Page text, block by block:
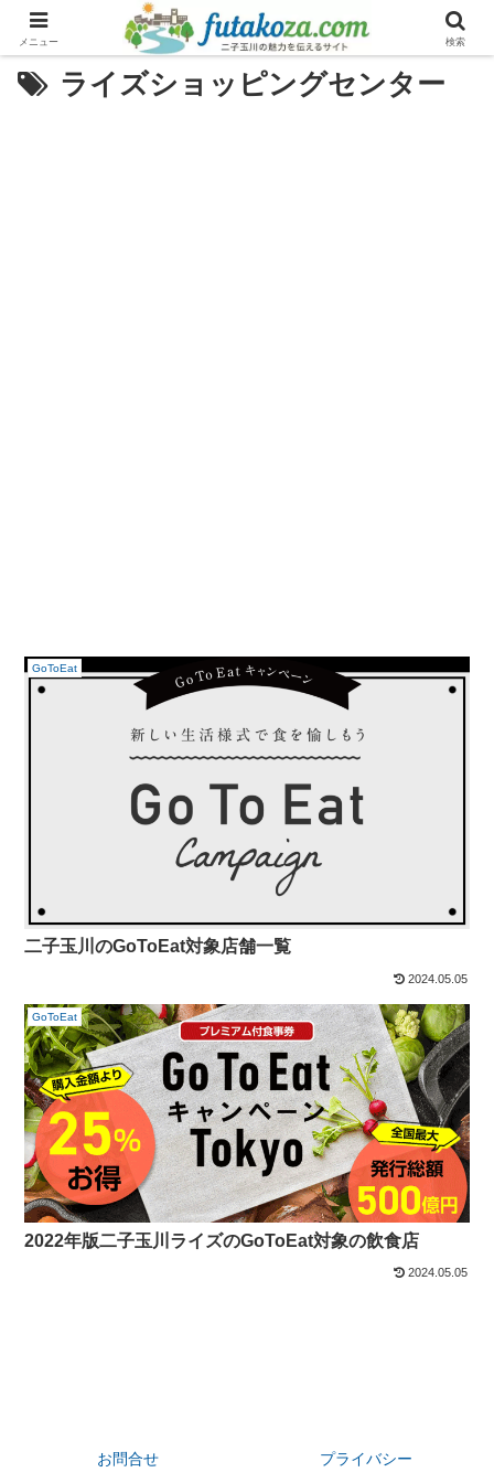
ライズショッピングセンター
GoToEat
二子玉川のGoToEat対象店舗一覧
2024.05.05
GoToEat
2022年版二子玉川ライズのGoToEat対象の飲食店
2024.05.05
お問合せ プライバシー
メニュー 検索